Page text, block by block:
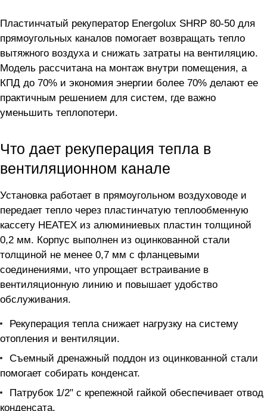
Пластинчатый рекуператор Energolux SHRP 80-50 для
прямоугольных каналов помогает возвращать тепло
вытяжного воздуха и снижать затраты на вентиляцию.
Модель рассчитана на монтаж внутри помещения, а
КПД до 70% и экономия энергии более 70% делают ее
практичным решением для систем, где важно
уменьшить теплопотери.
Что дает рекуперация тепла в
вентиляционном канале
Установка работает в прямоугольном воздуховоде и
передает тепло через пластинчатую теплообменную
кассету HEATEX из алюминиевых пластин толщиной
0,2 мм. Корпус выполнен из оцинкованной стали
толщиной не менее 0,7 мм с фланцевыми
соединениями, что упрощает встраивание в
вентиляционную линию и повышает удобство
обслуживания.
Рекуперация тепла снижает нагрузку на систему
отопления и вентиляции.
Съемный дренажный поддон из оцинкованной стали
помогает собирать конденсат.
Патрубок 1/2" с крепежной гайкой обеспечивает отвод
конденсата.